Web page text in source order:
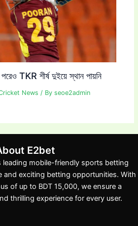
পরেও TKR শীর্ষ দুইয়ে স্থান পায়নি
News / Byseoe2admin
E2bet
leading mobile-friendly sports betting
and exciting betting opportunities. With
of up to BDT 15,000, we ensure a
thrilling experience for every user.